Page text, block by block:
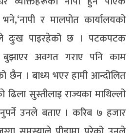
र मालपोत कार्यालयको
दुःख पाइरहेको छ । पटकपटक
बुझाएर अवगत गराए पनि काम
छैन । बाध्य भएर हामी आन्दोलित
ढिला सुस्तीलाइ राज्यका माथिल्लो
उनले बताए । करिब ७ हजार